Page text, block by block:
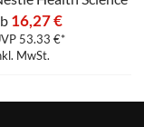
16,27 €
53.33 €*
MwSt.